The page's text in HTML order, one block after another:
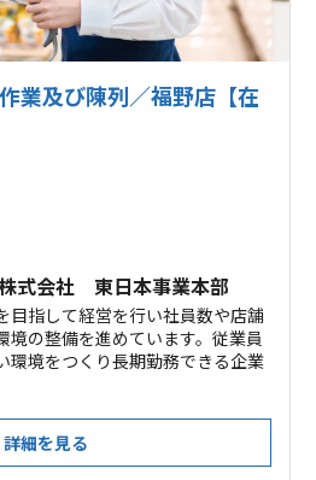
業及び陳列／福野店【在
式会社 東日本事業本部
目指して経営を行い社員数や店舗
境の整備を進めています。従業員
環境をつくり長期勤務できる企業
詳細を見る